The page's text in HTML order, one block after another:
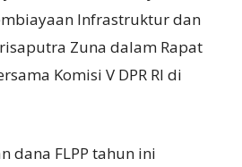
Infrastruktur dan
Zuna dalam Rapat
Komisi V DPR RI di
dana FLPP tahun ini